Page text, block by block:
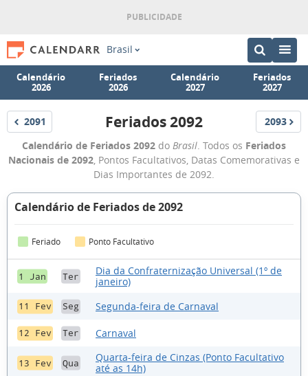
Brasil
Calendário
2026
Feriados
2026
Calendário
2027
Feriados
2027
Feriados
2091
Feriados
2092
Feriados 2092 Feriados
2093
Calendário de Feriados 2092 do Brasil. Todos os Feriados
Nacionais de 2092, Pontos Facultativos, Datas Comemorativas e
Dias Importantes de 2092.
Calendário de Feriados de 2092
Feriado Ponto Facultativo
1 Jan Ter
Dia da Confraternização Universal (1º de
janeiro)
11 Fev Seg Segunda-feira de Carnaval
12 Fev Ter Carnaval
13 Fev Qua
Quarta-feira de Cinzas (Ponto Facultativo
até as 14h)